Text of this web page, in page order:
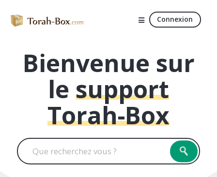
Connexion
Bienvenue sur
le support
Torah-Box